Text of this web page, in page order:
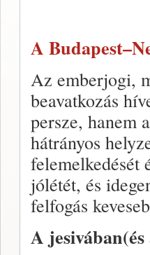
A
Az emberjogi,
beavatkozás
persze, hanem
hátrányos
felemelkedését
jólétét, és
felfogás
A